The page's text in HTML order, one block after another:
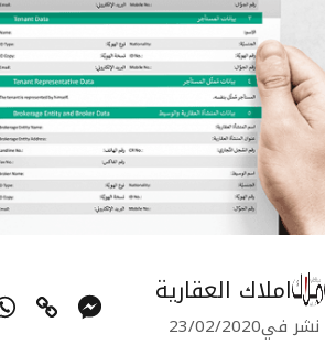
املاك العقارية
نشر في23/02/2020